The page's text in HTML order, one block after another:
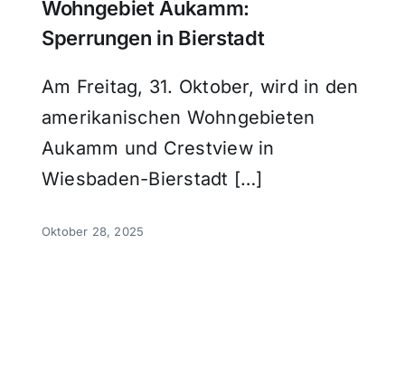
Wohngebiet Aukamm:
Sperrungen in Bierstadt
Am Freitag, 31. Oktober, wird in den
amerikanischen Wohngebieten
Aukamm und Crestview in
Wiesbaden-Bierstadt […]
Oktober 28, 2025